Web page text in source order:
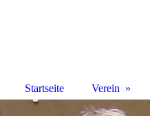
Startseite Verein